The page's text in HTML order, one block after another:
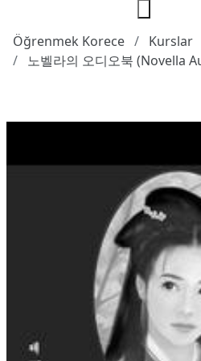
Öğrenmek Korece
Kurslar
노벨라의 오디오북 (Novella